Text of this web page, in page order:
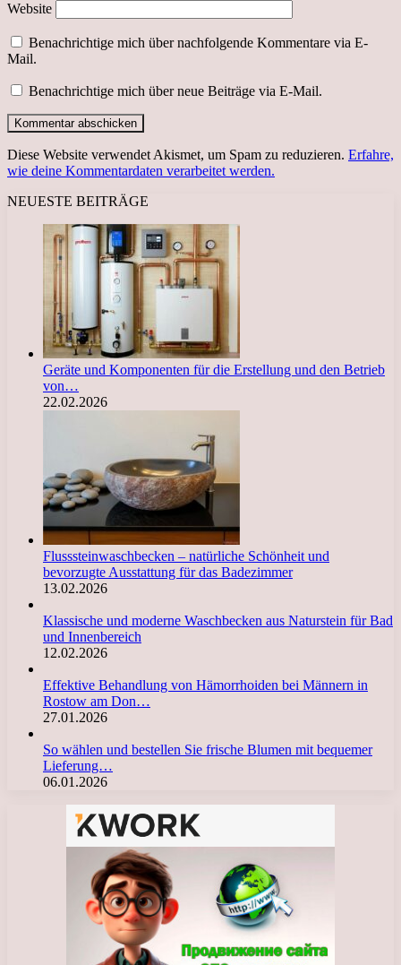
Website
Benachrichtige mich über nachfolgende Kommentare via E-
Mail.
Benachrichtige mich über neue Beiträge via E-Mail.
Diese Website verwendet Akismet, um Spam zu reduzieren. Erfahre,
wie deine Kommentardaten verarbeitet werden.
NEUESTE BEITRÄGE
Geräte und Komponenten für die Erstellung und den Betrieb
von…
22.02.2026
Flusssteinwaschbecken – natürliche Schönheit und
bevorzugte Ausstattung für das Badezimmer
13.02.2026
Klassische und moderne Waschbecken aus Naturstein für Bad
und Innenbereich
12.02.2026
Effektive Behandlung von Hämorrhoiden bei Männern in
Rostow am Don…
27.01.2026
So wählen und bestellen Sie frische Blumen mit bequemer
Lieferung…
06.01.2026